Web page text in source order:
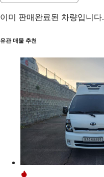
이미 판매완료된 차량입니다.
유관 매물 추천